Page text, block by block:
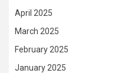
April 2025
March 2025
February 2025
January 2025